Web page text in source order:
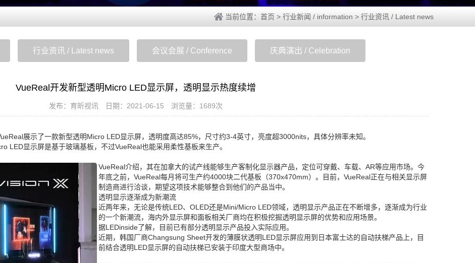
当前位置： 首页 > 行业新闻 / information > 行业资讯 / Latest news
行业资讯 / Latest news 会议会展 / Conference 庆典演出 / Celebration
VueReal开发新型透明Micro LED显示屏，透明显示热度续增
发布：育昕视讯 日期：2021-06-15 浏览量：1689次
展示了一款新型透明Micro LED显示屏，透明度高达85%，尺寸约3-4英寸，亮度超3000nits，具体分辨率未知。
LED显示屏是基于玻璃基板，不过VueReal也能采用柔性基板来生产。
VueReal介绍，其在加拿大的试产线能够生产客制化显示器产品，定位可穿戴、车载、AR等应用市场。今
年底之前，VueReal每月将可生产约4000块二代基板（370x470mm）。目前，VueReal正在与相关显示屏
制造商进行洽谈，期望这项技术能够整合到他们的产品当中。
透明显示逐渐成为新潮流
近两年来，无论是传统LED、OLED还是Mini/Micro LED领域，透明显示产品正在不断增多，逐渐成为行业
的一个新潮流，海内外显示屏和面板相关厂商均在积极挖掘透明显示屏的优势和应用场景。
据LEDinside了解，目前已有部分透明显示产品投入实际应用。
近期，韩国厂商Changsung Sheet开发的薄膜状透明LED显示屏应用到日本富士达的自动扶梯产品上，目
前结合透明LED显示屏的自动扶梯已安装于印度大型商场中。